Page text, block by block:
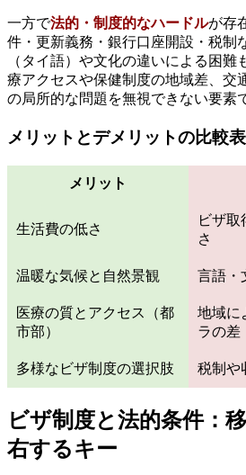
一方で法的・制度的なハードルが存
件・更新義務・銀行口座開設・税制
（タイ語）や文化の違いによる困難
療アクセスや保健制度の地域差、交
の局所的な問題を無視できない要素
メリットとデメリットの比較表
メリット
生活費の低さ
ビザ取
さ
温暖な気候と自然景観 言語・
医療の質とアクセス（都
市部）
地域に
ラの差
多様なビザ制度の選択肢 税制や
ビザ制度と法的条件：
右するキー